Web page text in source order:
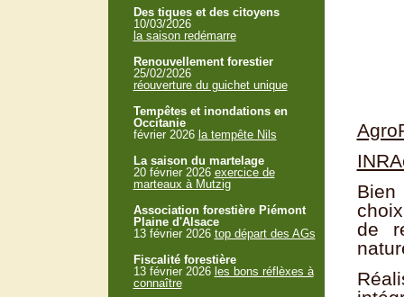
Bien
de
Des tiques et des citoyens
10/03/2026
la saison redémarre
Renouvellement forestier
25/02/2026
réouverture du guichet unique
Tempêtes et inondations en
Occitanie
février 2026 la tempête Nils
La saison du martelage
20 février 2026 exercice de
marteaux à Mutzig
Association forestière Piémont
Plaine d'Alsace
13 février 2026 top départ des AGs
Fiscalité forestière
13 février 2026 les bons réflèxes à
connaître